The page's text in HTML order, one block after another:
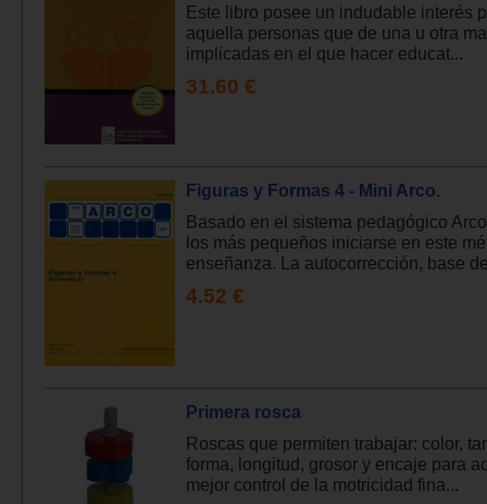
Este libro posee un indudable interés
aquella personas que de una u otra
implicadas en el que hacer educat...
31.60 €
Figuras y Formas 4 - Mini Arco.
Basado en el sistema pedagógico
los más pequeños iniciarse en este
enseñanza. La autocorrección, base
4.52 €
Primera rosca
Roscas que permiten trabajar: color,
forma, longitud, grosor y encaje para
mejor control de la motricidad fina...